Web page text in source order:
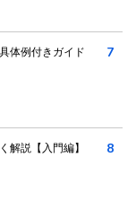
体例付きガイド
7
解説【入門編】
8